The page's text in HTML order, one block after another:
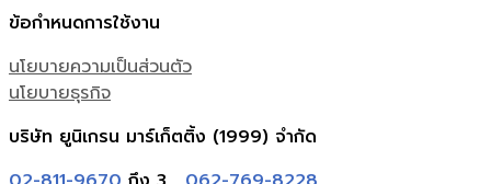
ข้อกำหนดการใช้งาน
นโยบายความเป็นส่วนตัว
นโยบายธุรกิจ
บริษัท ยูนิเกรน มาร์เก็ตติ้ง (1999) จำกัด